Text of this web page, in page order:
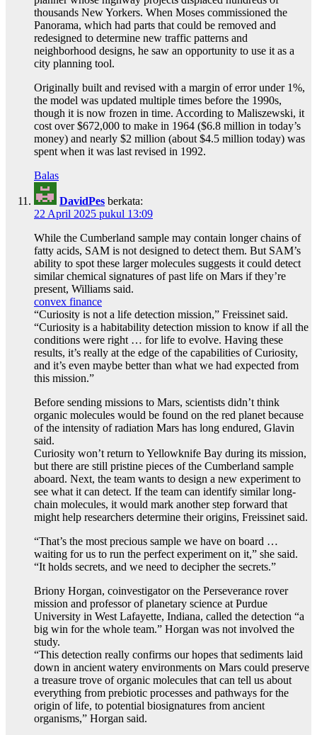
thousands New Yorkers. When Moses commissioned the
Panorama, which had parts that could be removed and
redesigned to determine new traffic patterns and
neighborhood designs, he saw an opportunity to use it as a
city planning tool.
Originally built and revised with a margin of error under 1%,
the model was updated multiple times before the 1990s,
though it is now frozen in time. According to Maliszewski, it
cost over $672,000 to make in 1964 ($6.8 million in today’s
money) and nearly $2 million (about $4.5 million today) was
spent when it was last revised in 1992.
Balas
DavidPes berkata:
22 April 2025 pukul 13:09
While the Cumberland sample may contain longer chains of
fatty acids, SAM is not designed to detect them. But SAM’s
ability to spot these larger molecules suggests it could detect
similar chemical signatures of past life on Mars if they’re
present, Williams said.
convex finance
“Curiosity is not a life detection mission,” Freissinet said.
“Curiosity is a habitability detection mission to know if all the
conditions were right … for life to evolve. Having these
results, it’s really at the edge of the capabilities of Curiosity,
and it’s even maybe better than what we had expected from
this mission.”
Before sending missions to Mars, scientists didn’t think
organic molecules would be found on the red planet because
of the intensity of radiation Mars has long endured, Glavin
said.
Curiosity won’t return to Yellowknife Bay during its mission,
but there are still pristine pieces of the Cumberland sample
aboard. Next, the team wants to design a new experiment to
see what it can detect. If the team can identify similar long-
chain molecules, it would mark another step forward that
might help researchers determine their origins, Freissinet said.
“That’s the most precious sample we have on board …
waiting for us to run the perfect experiment on it,” she said.
“It holds secrets, and we need to decipher the secrets.”
Briony Horgan, coinvestigator on the Perseverance rover
mission and professor of planetary science at Purdue
University in West Lafayette, Indiana, called the detection “a
big win for the whole team.” Horgan was not involved the
study.
“This detection really confirms our hopes that sediments laid
down in ancient watery environments on Mars could preserve
a treasure trove of organic molecules that can tell us about
everything from prebiotic processes and pathways for the
origin of life, to potential biosignatures from ancient
organisms,” Horgan said.